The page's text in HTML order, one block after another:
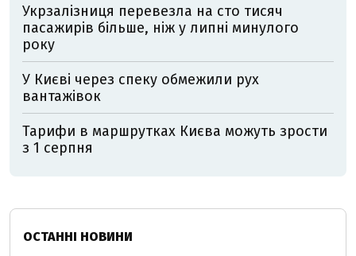
Укрзалізниця перевезла на сто тисяч
пасажирів більше, ніж у липні минулого
року
У Києві через спеку обмежили рух
вантажівок
Тарифи в маршрутках Києва можуть зрости
з 1 серпня
ОСТАННІ НОВИНИ